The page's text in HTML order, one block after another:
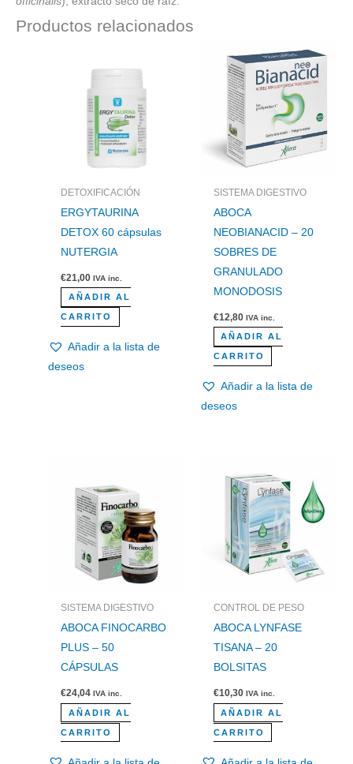
Productos relacionados
DETOXIFICACIÓN
ERGYTAURINA
DETOX 60 cápsulas
NUTERGIA
€21,00 IVA inc.
AÑADIR AL
CARRITO
Añadir a la lista de
deseos
SISTEMA DIGESTIVO
ABOCA
NEOBIANACID – 20
SOBRES DE
GRANULADO
MONODOSIS
€12,80 IVA inc.
AÑADIR AL
CARRITO
Añadir a la lista de
deseos
SISTEMA DIGESTIVO
ABOCA FINOCARBO
PLUS – 50
CÁPSULAS
€24,04 IVA inc.
AÑADIR AL
CARRITO
CONTROL DE PESO
ABOCA LYNFASE
TISANA – 20
BOLSITAS
€10,30 IVA inc.
AÑADIR AL
CARRITO